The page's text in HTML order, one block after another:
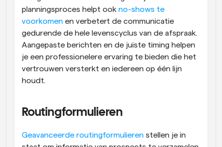
planningsproces helpt ook no-shows te
voorkomen en verbetert de communicatie
gedurende de hele levenscyclus van de afspraak.
Aangepaste berichten en de juiste timing helpen
je een professionelere ervaring te bieden die het
vertrouwen versterkt en iedereen op één lijn
houdt.
Routingformulieren
Geavanceerde routingformulieren stellen je in